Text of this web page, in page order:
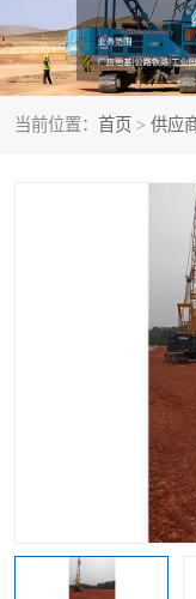
当前位置： 首页 > 供应
强夯施工工程
强夯队伍